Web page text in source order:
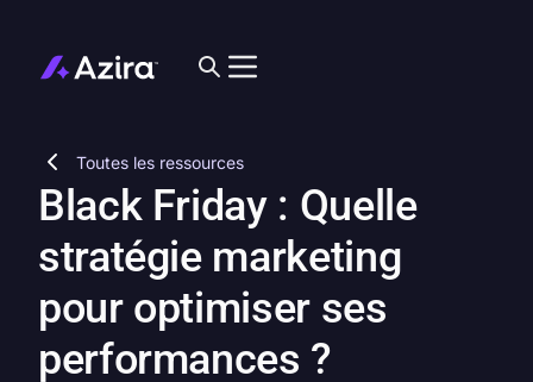
Toutes les ressources
Black Friday : Quelle
stratégie marketing
pour optimiser ses
performances ?